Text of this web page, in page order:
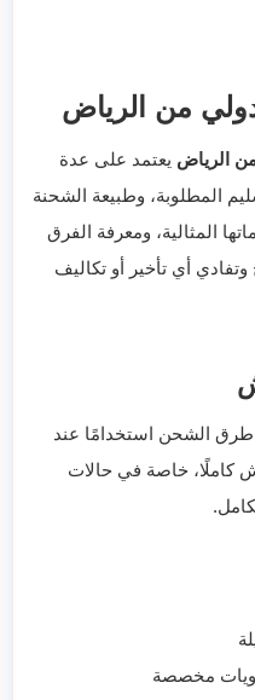
من الرياض
الرياض يعتمد على عدة
المطلوبة، وطبيعة الشحنة
المثالية، ومعرفة الفرق
أي تأخير أو تكاليف
طرق الشحن استخدامًا عند
كاملًا، خاصة في حالات
مخصصة